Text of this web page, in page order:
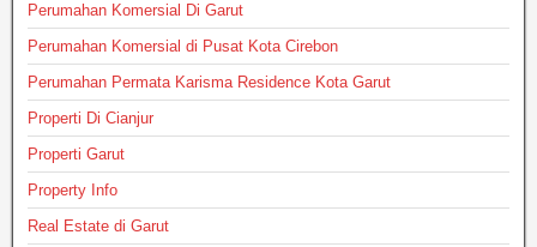
Perumahan Komersial Di Garut
Perumahan Komersial di Pusat Kota Cirebon
Perumahan Permata Karisma Residence Kota Garut
Properti Di Cianjur
Properti Garut
Property Info
Real Estate di Garut